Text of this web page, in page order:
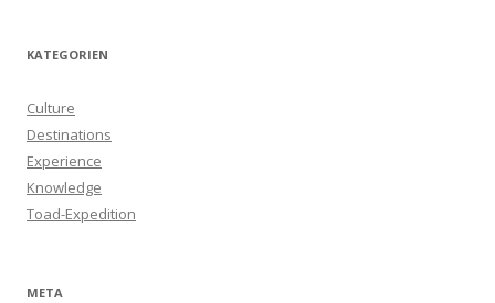
KATEGORIEN
Culture
Destinations
Experience
Knowledge
Toad-Expedition
META